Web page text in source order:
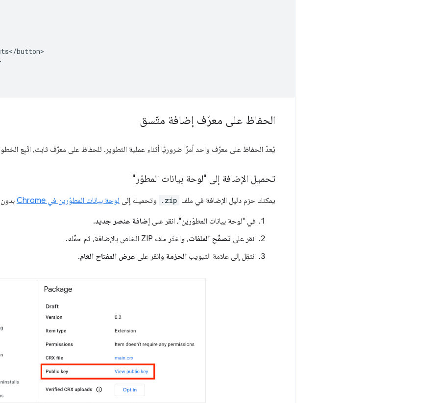
button>
الحفاظ على معرّف إضافة متّسق
يُعدّ الحفاظ على معرّف واحد أمرًا ضروريًا أثناء عملية التطوير. للحفاظ على معرّف ثابت، اتّبِع
تحميل الإضافة إلى "لوحة بيانات المطوّر"
يمكنك حزم دليل الإضافة في ملف .zip وتحميله إلى لوحة بيانات المطوّرين في Chrome بدون
في "لوحة بيانات المطوّرين"، انقر على إضافة عنصر جديد.
انقر على تصفّح الملفات، واختَر ملف ZIP الخاص بالإضافة، ثم حمِّله.
انتقِل إلى علامة التبويب الحزمة وانقر على عرض المفتاح العام.